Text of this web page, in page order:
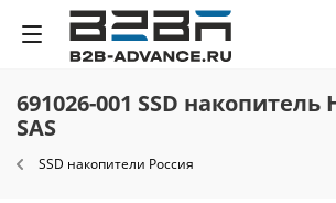
691026-001 SSD накопитель
SAS
SSD накопители Россия